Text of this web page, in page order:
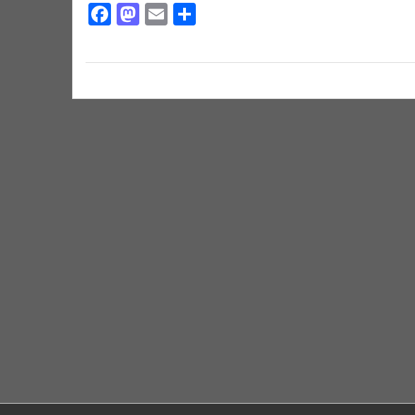
Facebook
Mastodon
Email